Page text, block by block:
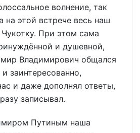
волнение, так
на этой встрече весь наш
При этом сама
и душевной,
Владимирович общался
заинтересованно,
и даже дополнял ответы,
записывал.
Путиным наша